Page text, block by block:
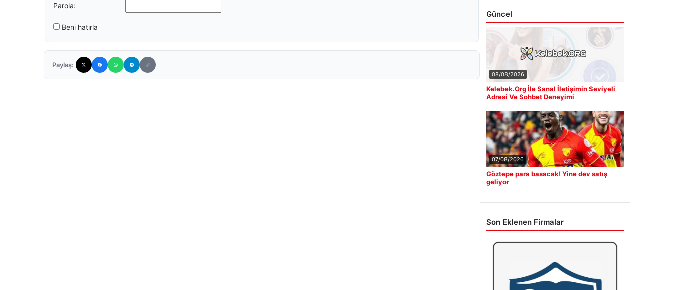
Parola:
Beni hatırla
Paylaş:
Güncel
08/08/2026
Kelebek.Org İle Sanal İletişimin Seviyeli
Adresi Ve Sohbet Deneyimi
07/08/2026
Göztepe para basacak! Yine dev satış
geliyor
Son Eklenen Firmalar